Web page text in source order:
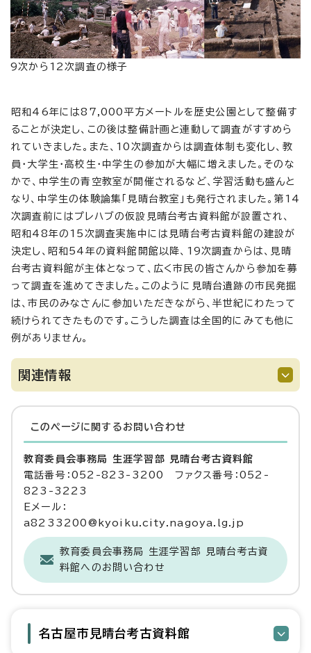
9次から12次調査の様子
昭和46年には87,000平方メートルを歴史公園として整備す
ることが決定し、この後は整備計画と連動して調査がすすめら
れていきました。また、10次調査からは調査体制も変化し、教
員・大学生・高校生・中学生の参加が大幅に増えました。そのな
かで、中学生の青空教室が開催されるなど、学習活動も盛んと
なり、中学生の体験論集「見晴台教室」も発行されました。第14
次調査前にはプレハブの仮設見晴台考古資料館が設置され、
昭和48年の15次調査実施中には見晴台考古資料館の建設が
決定し、昭和54年の資料館開館以降、19次調査からは、見晴
台考古資料館が主体となって、広く市民の皆さんから参加を募
って調査を進めてきました。このように見晴台遺跡の市民発掘
は、市民のみなさんに参加いただきながら、半世紀にわたって
続けられてきたものです。こうした調査は全国的にみても他に
例がありません。
関連情報
このページに関する お問い合わせ
教育委員会事務局 生涯学習部 見晴台考古資料館
電話番号：052-823-3200 ファクス番号：052-
823-3223
Eメール：
a8233200@kyoiku.city.nagoya.lg.jp
教育委員会事務局 生涯学習部 見晴台考古資
料館へのお問い合わせ
名古屋市見晴台考古資料館